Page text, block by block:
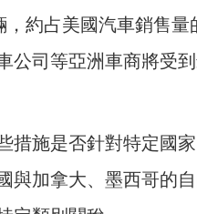
，約占美國汽車銷售
公司等亞洲車商將受
措施是否針對特定國
與加拿大、墨西哥的